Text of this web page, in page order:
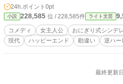
う、ハーメルンにも投稿
おにぎりしか作りません
24h.ポイント 0pt
小説 228,585 位 / 228,585件 ライト文芸
コメディ 女主人公 おにぎり式シンデ
現代
ハッピーエンド 勘違い 逆ハー
最終更新